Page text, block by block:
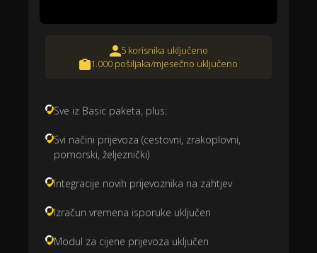
5 korisnika uključeno
1.000 pošiljaka/mjesečno uključeno
Sve iz Basic paketa, plus:
Svi načini prijevoza (cestovni, zrakoplovni,
pomorski, željeznički)
Integracije novih prijevoznika na zahtjev
Izračun vremena isporuke uključen
Modul za cijene prijevoza uključen